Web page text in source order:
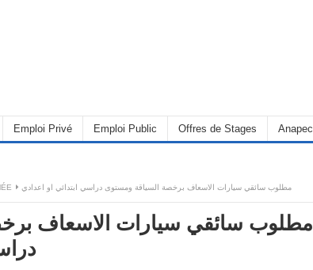
Emploi Privé Emploi Public Offres de Stages Anapec
مطلوب سائقي سيارات الاسعاف برخصة السياقة ومستوى دراسي ابتدائي او اعدادي
مطلوب سائقي سيارات الاسعاف